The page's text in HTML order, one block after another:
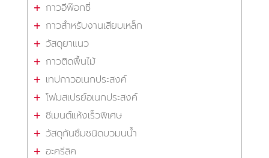
กาวอีพ๊อกซี่
กาวสำหรับงานเสียบเหล็ก
วัสดุยาแนว
กาวติดพื้นไม้
เทปกาวอเนกประสงค์
โฟมสเปรย์อเนกประสงค์
ซีเมนต์แห้งเร็วพิเศษ
วัสดุกันซึมชนิดบวมนน้ำ
อะครีลิค